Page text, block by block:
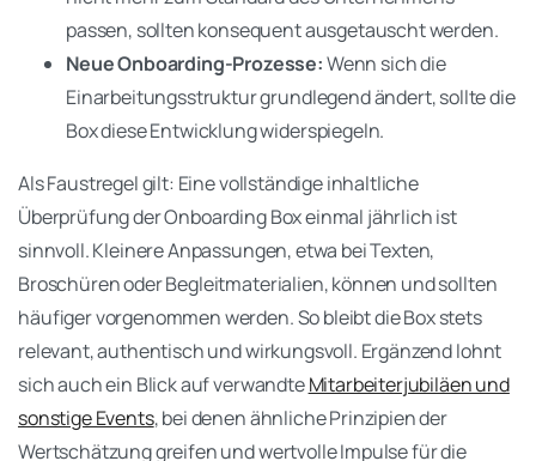
passen, sollten konsequent ausgetauscht werden.
Neue Onboarding-Prozesse:Wenn sich die
Einarbeitungsstruktur grundlegend ändert, sollte die
Box diese Entwicklung widerspiegeln.
Als Faustregel gilt: Eine vollständige inhaltliche
Überprüfung der Onboarding Box einmal jährlich ist
sinnvoll. Kleinere Anpassungen, etwa bei Texten,
Broschüren oder Begleitmaterialien, können und sollten
häufiger vorgenommen werden. So bleibt die Box stets
relevant, authentisch und wirkungsvoll. Ergänzend lohnt
sich auch ein Blick auf verwandteMitarbeiterjubiläen und
sonstige Events, bei denen ähnliche Prinzipien der
Wertschätzung greifen und wertvolle Impulse für die